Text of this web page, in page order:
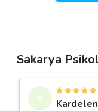
Sakarya
K
Kardelen